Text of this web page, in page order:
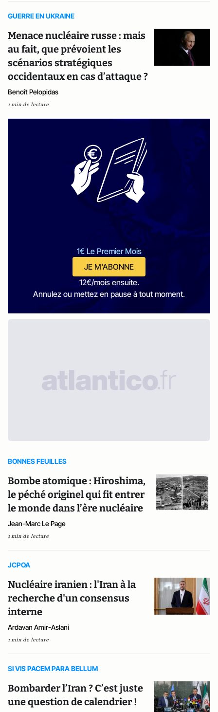
GUERRE EN UKRAINE
Menace nucléaire russe : mais
au fait, que prévoient les
scénarios stratégiques
occidentaux en cas d’attaque ?
Benoît Pelopidas
1 min de lecture
1€ Le Premier Mois
JE M'ABONNE
12€/mois ensuite.
Annulez ou mettez en pause à tout moment.
BONNES FEUILLES
Bombe atomique : Hiroshima,
le péché originel qui fit entrer
le monde dans l’ère nucléaire
Jean-Marc Le Page
1 min de lecture
JCPOA
Nucléaire iranien : l'Iran à la
recherche d'un consensus
interne
Ardavan Amir-Aslani
1 min de lecture
SI VIS PACEM PARA BELLUM
Bombarder l’Iran ? C’est juste
une question de calendrier !